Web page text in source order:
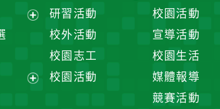
單
研習活動
校外活動
校園志工
校園活動
校園活動
宣導活動
校園生活
媒體報導
競賽活動